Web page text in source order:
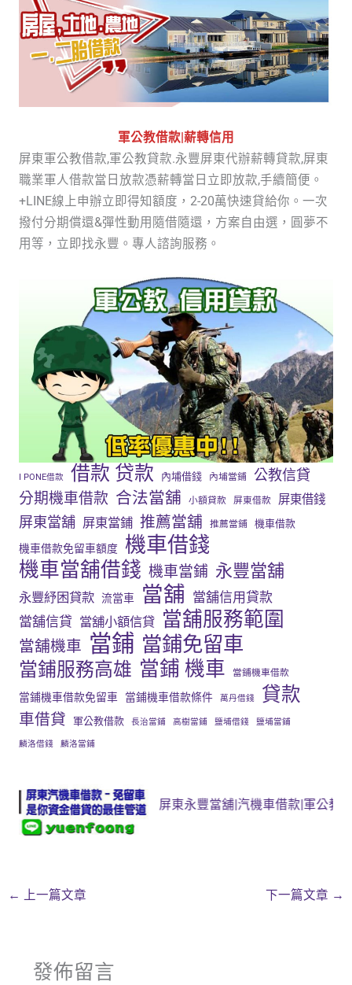
軍公教借款|薪轉信用
屏東軍公教借款,軍公教貸款.永豐屏東代辦薪轉貸款,屏東
職業軍人借款當日放款憑薪轉當日立即放款,手續簡便。
+LINE線上申辦立即得知額度，2-20萬快速貸給你。一次
撥付分期償還&彈性動用隨借隨還，方案自由選，圓夢不
用等，立即找永豐。專人諮詢服務。
I PONE借款 借款 贷款 內埔借錢 內埔當鋪 公教信貸
分期機車借款 合法當舖 小額貸款 屏東借款 屏東借錢
屏東當舖 屏東當鋪 推薦當舖 推薦當鋪 機車借款
機車借款免留車額度 機車借錢
機車當舖借錢 機車當鋪 永豐當舖
永豐紓困貸款 流當車 當舖 當舖信用貸款
當舖信貸 當舖小額信貸 當舖服務範圍
當舖機車 當鋪 當鋪免留車
當鋪服務高雄 當鋪 機車 當鋪機車借款
當鋪機車借款免留車 當鋪機車借款條件 萬丹借錢 貸款
車借貸 軍公教借款 長治當鋪 高樹當鋪 鹽埔借錢 鹽埔當鋪
麟洛借錢 麟洛當鋪
屏東永豐當舖|汽機車借款|軍公教借款|3c
← 上一篇文章 下一篇文章 →
發佈留言